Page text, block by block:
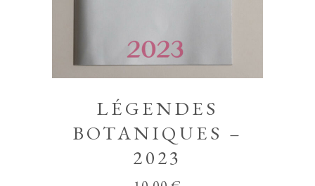
LÉGENDES
BOTANIQUES –
2023